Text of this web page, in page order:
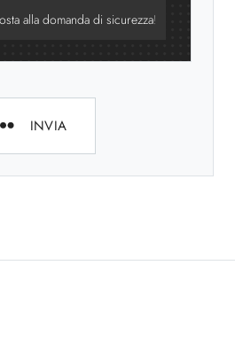
INVIA